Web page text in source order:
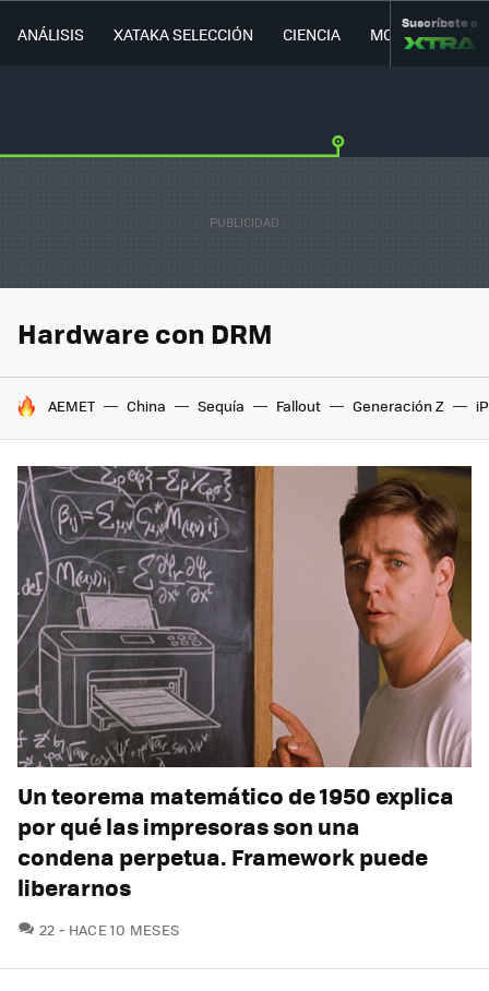
ANÁLISIS XATAKA SELECCIÓN CIENCIA MOVILIDAD
Suscríbete a
Hardware con DRM
HOY SE HABLA DE
AEMET China Sequía Fallout Generación Z
Un teorema matemático de 1950 explica
por qué las impresoras son una
condena perpetua. Framework puede
liberarnos
22 COMENTARIOS
HACE 10 MESES